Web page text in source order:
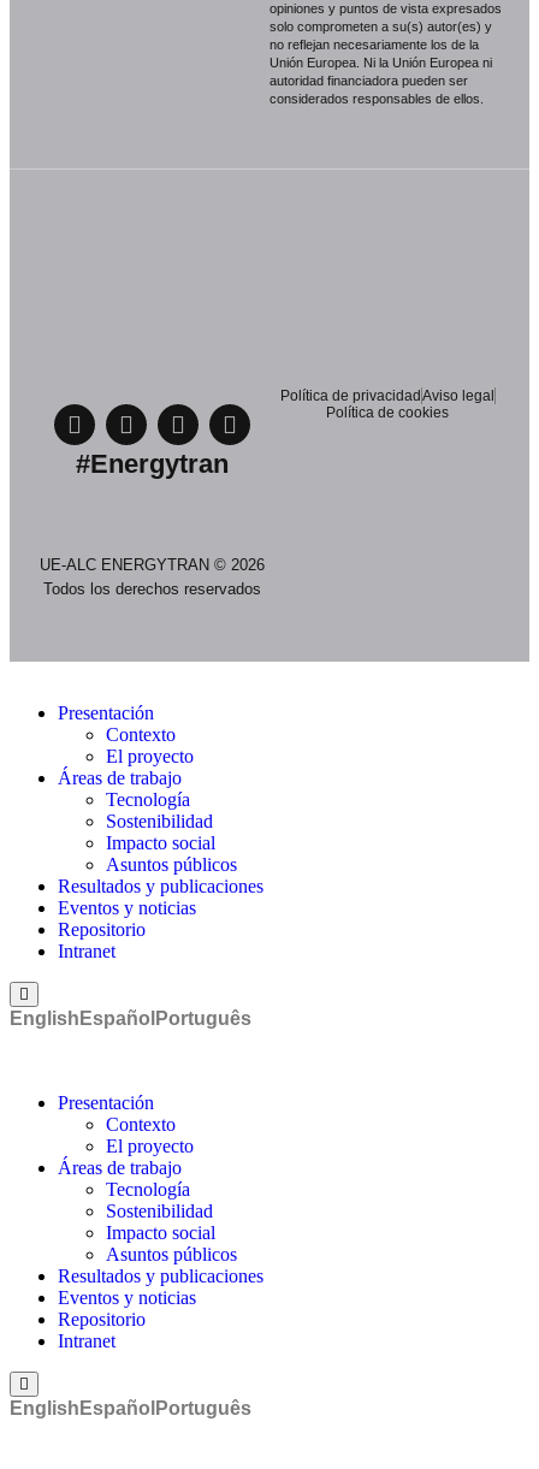
opiniones y puntos de vista expresados
solo comprometen a su(s) autor(es) y
no reflejan necesariamente los de la
Unión Europea. Ni la Unión Europea ni
autoridad financiadora pueden ser
considerados responsables de ellos.
#Energytran
UE-ALC ENERGYTRAN © 2026
Todos los derechos reservados
Política de privacidadAviso legal
Política de cookies
Presentación
Contexto
El proyecto
Áreas de trabajo
Tecnología
Sostenibilidad
Impacto social
Asuntos públicos
Resultados y publicaciones
Eventos y noticias
Repositorio
Intranet
Menú conmutador hamburguesa
English Español Português
Presentación
Contexto
El proyecto
Áreas de trabajo
Tecnología
Sostenibilidad
Impacto social
Asuntos públicos
Resultados y publicaciones
Eventos y noticias
Repositorio
Intranet
Menú conmutador hamburguesa
English Español Português